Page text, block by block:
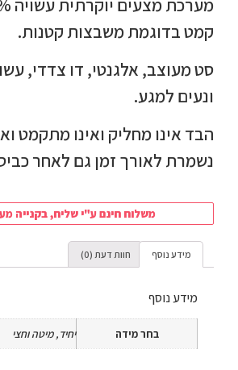
קמט בדוגמת משבצות קטנות.
סט מעוצב, אלגנטי, דו צדדי,
ונעים למגע.
הבד אינו מחליק ואינו מתקמט
נשמרת לאורך זמן גם לאחר
משלוח חינם ע"י שליח, בקנייה מעל
מידע נוסף חוות דעת (0)
מידע נוסף
בחר מידה יחיד, מיטה וחצי